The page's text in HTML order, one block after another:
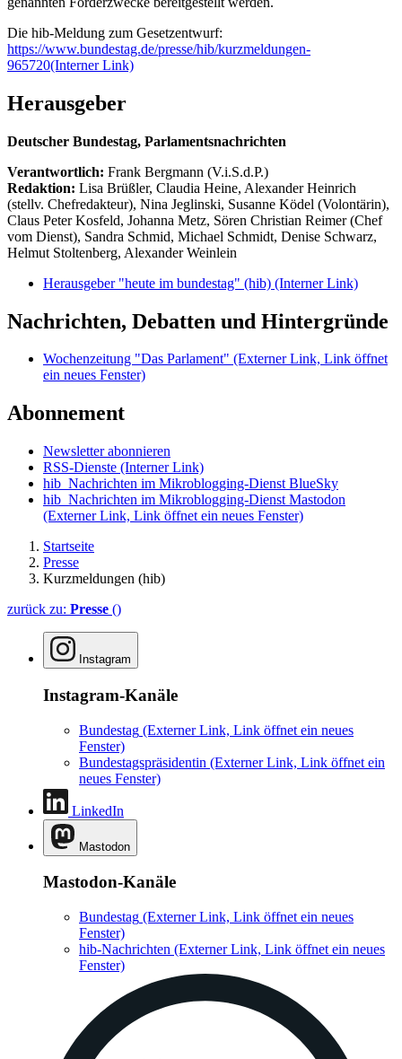
Die hib-Meldung zum Gesetzentwurf:
https://www.bundestag.de/presse/hib/kurzmeldungen-
965720(Interner Link)
Herausgeber
Deutscher Bundestag, Parlamentsnachrichten
Verantwortlich: Frank Bergmann (V.i.S.d.P.)
Redaktion: Lisa Brüßler, Claudia Heine, Alexander Heinrich
(stellv. Chefredakteur), Nina Jeglinski, Susanne Ködel (Volontärin),
Claus Peter Kosfeld, Johanna Metz, Sören Christian Reimer (Chef
vom Dienst), Sandra Schmid, Michael Schmidt, Denise Schwarz,
Helmut Stoltenberg, Alexander Weinlein
Herausgeber "heute im bundestag" (hib) (Interner Link)
Nachrichten, Debatten und Hintergründe
Wochenzeitung "Das Parlament" (Externer Link, Link öffnet
ein neues Fenster)
Abonnement
Newsletter abonnieren
RSS-Dienste (Interner Link)
hib_Nachrichten im Mikroblogging-Dienst BlueSky
hib_Nachrichten im Mikroblogging-Dienst Mastodon
(Externer Link, Link öffnet ein neues Fenster)
Startseite
Presse
Kurzmeldungen (hib)
zurück zu: Presse ()
Instagram
Instagram-Kanäle
Bundestag (Externer Link, Link öffnet ein neues
Fenster)
Bundestagspräsidentin (Externer Link, Link öffnet ein
neues Fenster)
LinkedIn
Mastodon
Mastodon-Kanäle
Bundestag (Externer Link, Link öffnet ein neues
Fenster)
hib-Nachrichten (Externer Link, Link öffnet ein neues
Fenster)